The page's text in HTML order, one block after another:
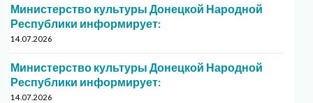
Министерство культуры Донецкой Народной
Республики информирует:
14.07.2026
Министерство культуры Донецкой Народной
Республики информирует:
14.07.2026